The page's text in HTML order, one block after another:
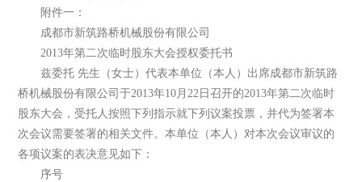
附件一：
成都市新筑路桥机械股份有限公司
2013年第二次临时股东大会授权委托书
兹委托 先生（女士）代表本单位（本人）出席成都市新筑路
桥机械股份有限公司于2013年10月22日召开的2013年第二次临时
股东大会，受托人按照下列指示就下列议案投票，并代为签署本
次会议需要签署的相关文件。本单位（本人）对本次会议审议的
各项议案的表决意见如下：
序号